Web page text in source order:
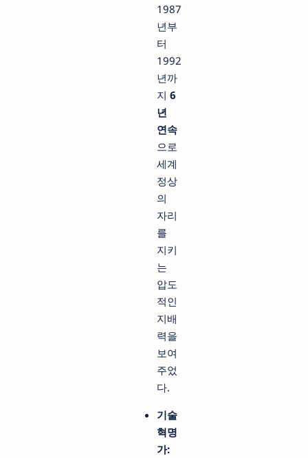
1987
년부
터
1992
년까
지 6
년
연속
으로
세계
정상
의
자리
를
지키
는
압도
적인
지배
력을
보여
주었
다.
기술
혁명
가: